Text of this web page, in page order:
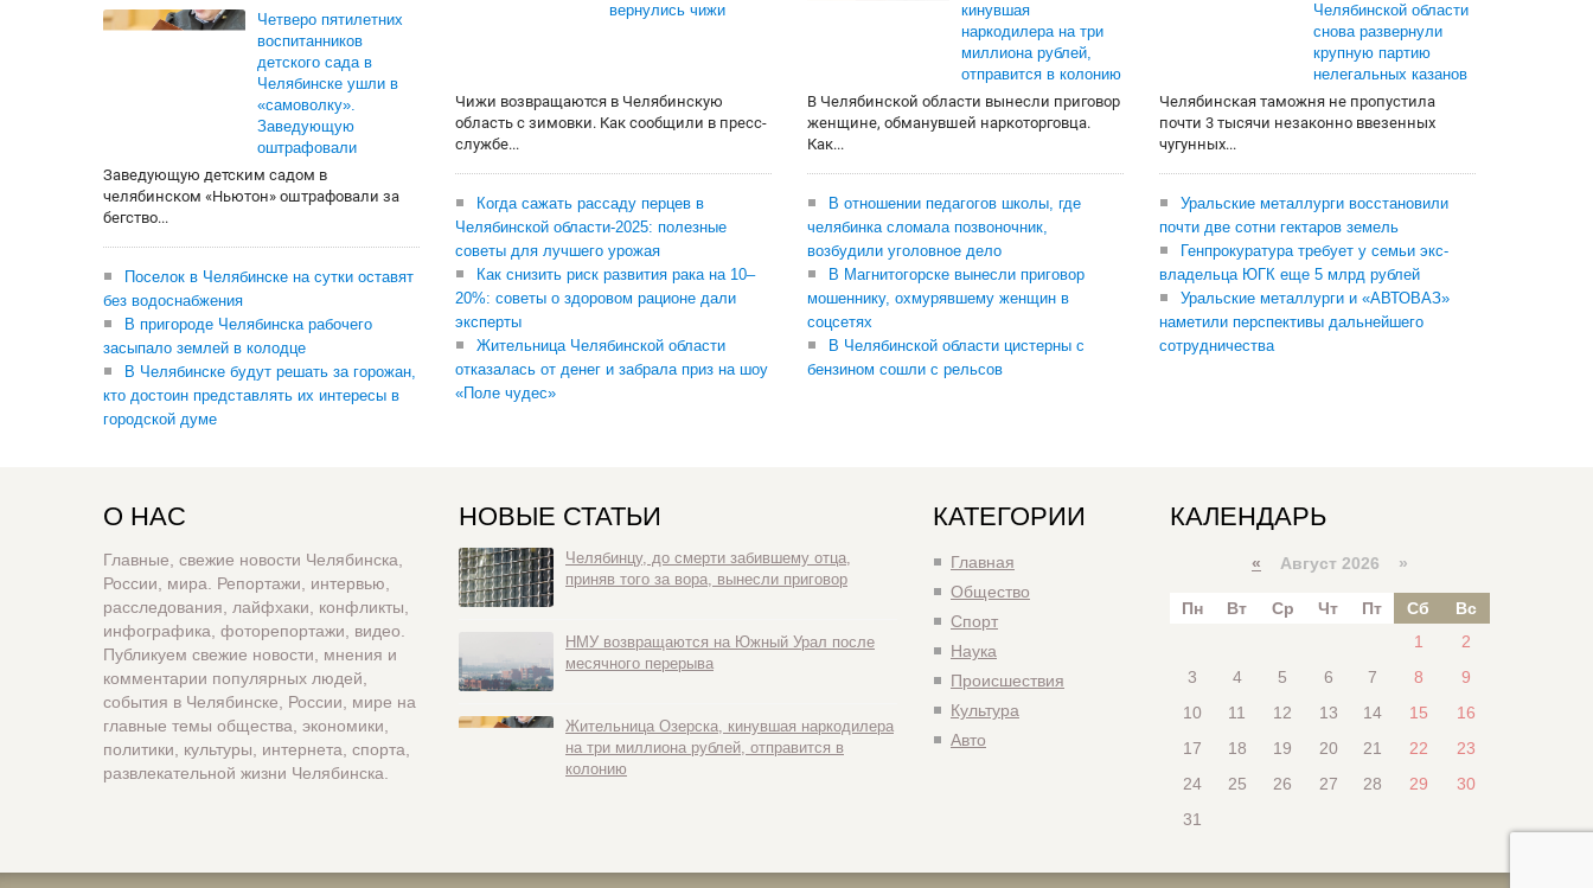
Четверо пятилетних
воспитанников
детского сада в
Челябинске ушли в
«самоволку».
Заведующую
оштрафовали
Заведующую детским садом в
челябинском «Ньютон» оштрафовали за
бегство...
Поселок в Челябинске на сутки оставят
без водоснабжения
В пригороде Челябинска рабочего
засыпало землей в колодце
В Челябинске будут решать за горожан,
кто достоин представлять их интересы в
городской думе
вернулись чижи
Чижи возвращаются в Челябинскую
область с зимовки. Как сообщили в пресс-
службе...
Когда сажать рассаду перцев в
Челябинской области-2025: полезные
советы для лучшего урожая
Как снизить риск развития рака на 10–
20%: советы о здоровом рационе дали
эксперты
Жительница Челябинской области
отказалась от денег и забрала приз на шоу
«Поле чудес»
кинувшая
наркодилера на три
миллиона рублей,
отправится в колонию
В Челябинской области вынесли приговор
женщине, обманувшей наркоторговца.
Как...
В отношении педагогов школы, где
челябинка сломала позвоночник,
возбудили уголовное дело
В Магнитогорске вынесли приговор
мошеннику, охмурявшему женщин в
соцсетях
В Челябинской области цистерны с
бензином сошли с рельсов
Челябинской области
снова развернули
крупную партию
нелегальных казанов
Челябинская таможня не пропустила
почти 3 тысячи незаконно ввезенных
чугунных...
Уральские металлурги восстановили
почти две сотни гектаров земель
Генпрокуратура требует у семьи экс-
владельца ЮГК еще 5 млрд рублей
Уральские металлурги и «АВТОВАЗ»
наметили перспективы дальнейшего
сотрудничества
О НАС
Главные, свежие новости Челябинска,
России, мира. Репортажи, интервью,
расследования, лайфхаки, конфликты,
инфографика, фоторепортажи, видео.
Публикуем свежие новости, мнения и
комментарии популярных людей,
события в Челябинске, России, мире на
главные темы общества, экономики,
политики, культуры, интернета, спорта,
развлекательной жизни Челябинска.
НОВЫЕ СТАТЬИ
Челябинцу, до смерти забившему отца,
приняв того за вора, вынесли приговор
НМУ возвращаются на Южный Урал после
месячного перерыва
Жительница Озерска, кинувшая наркодилера
на три миллиона рублей, отправится в
колонию
КАТЕГОРИИ
Главная
Общество
Спорт
Наука
Происшествия
Культура
Авто
КАЛЕНДАРЬ
« Август 2026 »
Пн Вт Ср Чт Пт Сб
Вс
1
2
3
4 5 6 7 8
9
10
11 12 13 14 15
16
17
18 19 20 21 22
23
24
25 26 27 28 29
30
31